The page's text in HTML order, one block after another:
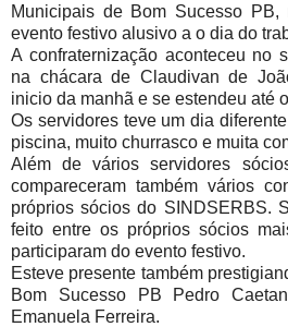
Municipais de Bom Sucesso
evento festivo alusivo a o dia do
A confraternização aconteceu no
na chácara de Claudivan de
inicio da manhã e se estendeu até
Os servidores teve um dia
piscina, muito churrasco e muita
Além de vários servidores
compareceram também vários
próprios sócios do SINDSERBS.
feito entre os próprios sócios
participaram do evento festivo.
Esteve presente também
Bom Sucesso PB Pedro
Emanuela Ferreira.